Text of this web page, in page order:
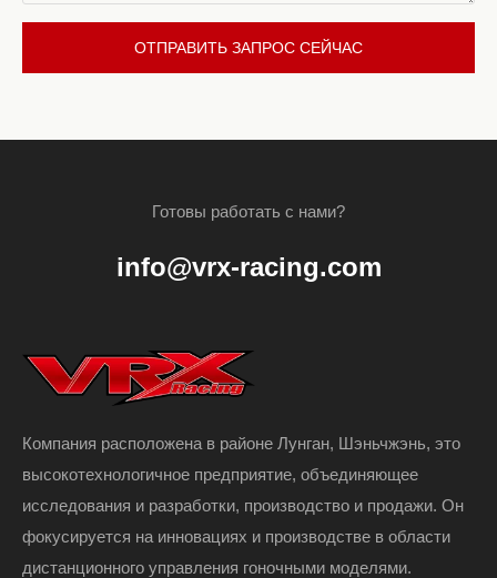
ОТПРАВИТЬ ЗАПРОС СЕЙЧАС
Готовы работать с нами?
info@vrx-racing.com
Компания расположена в районе Лунган, Шэньчжэнь, это
высокотехнологичное предприятие, объединяющее
исследования и разработки, производство и продажи. Он
фокусируется на инновациях и производстве в области
дистанционного управления гоночными моделями.